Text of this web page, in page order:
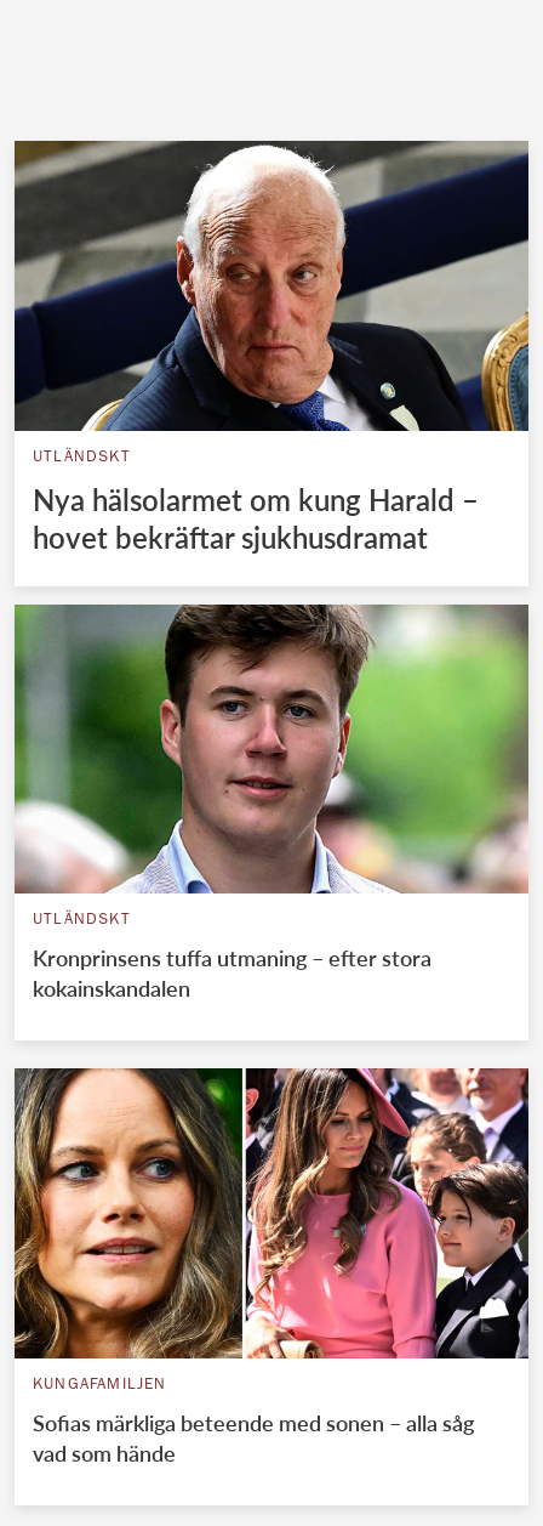
UTLÄNDSKT
Nya hälsolarmet om kung Harald –
hovet bekräftar sjukhusdramat
UTLÄNDSKT
Kronprinsens tuffa utmaning – efter stora
kokainskandalen
KUNGAFAMILJEN
Sofias märkliga beteende med sonen – alla såg
vad som hände